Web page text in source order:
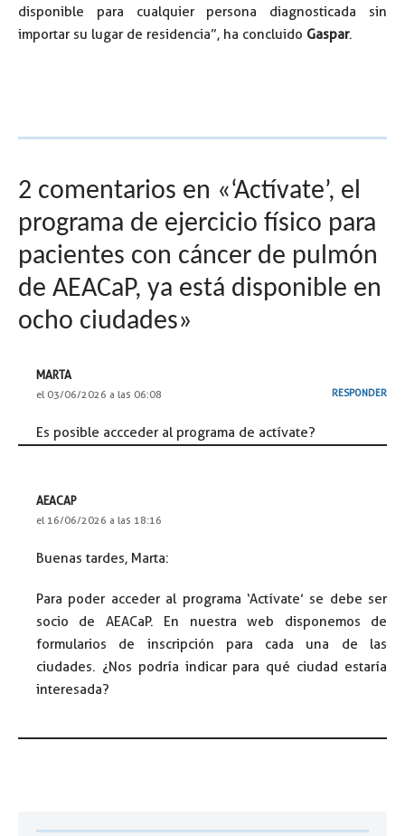
disponible para cualquier persona diagnosticada sin
importar su lugar de residencia”, ha concluido Gaspar.
2 comentarios en «‘Actívate’, el
programa de ejercicio físico para
pacientes con cáncer de pulmón
de AEACaP, ya está disponible en
ocho ciudades»
MARTA
el 03/06/2026 a las 06:08 RESPONDER
Es posible accceder al programa de actívate?
AEACAP
el 16/06/2026 a las 18:16
Buenas tardes, Marta:
Para poder acceder al programa ‘Actívate’ se debe ser
socio de AEACaP. En nuestra web disponemos de
formularios de inscripción para cada una de las
ciudades. ¿Nos podría indicar para qué ciudad estaría
interesada?